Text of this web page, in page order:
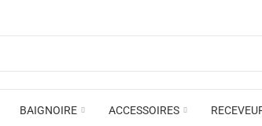
BAIGNOIRE ACCESSOIRES
Appliques murales